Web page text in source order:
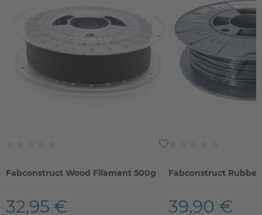
Fabconstruct Wood Filament 500g
32,95 €
Fabconstruct Rubber
39,90 €